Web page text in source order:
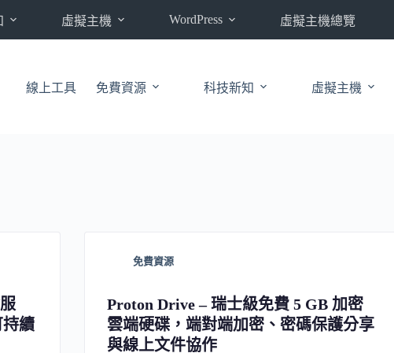
虛擬主機 WordPress 虛擬主機總覽
線上工具 免費資源 科技新知 虛擬主機
續
免費資源
Proton Drive – 瑞士級免費 5 GB 加密
雲端硬碟，端對端加密、密碼保護分享
與線上文件協作